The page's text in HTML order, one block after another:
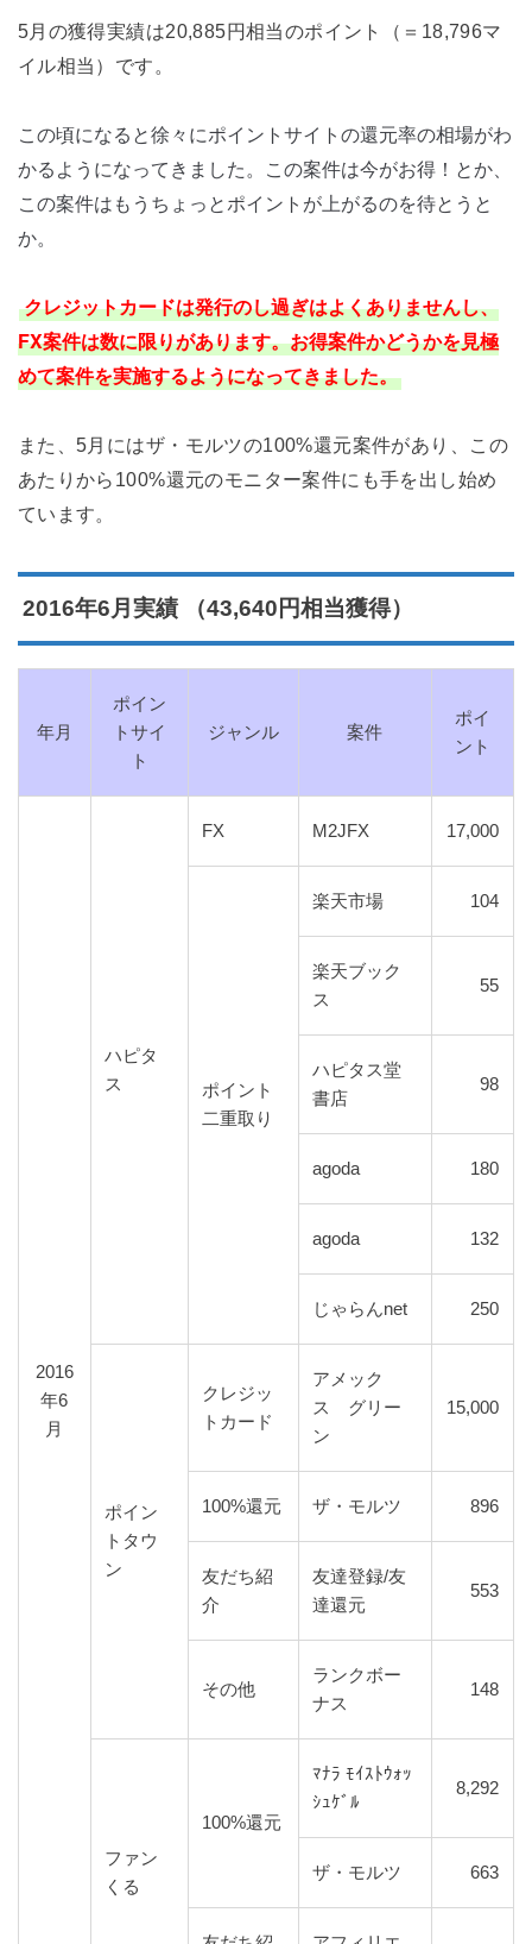
5月の獲得実績は20,885円相当のポイント（＝18,796マ
イル相当）です。
この頃になると徐々にポイントサイトの還元率の相場がわ
かるようになってきました。この案件は今がお得！とか、
この案件はもうちょっとポイントが上がるのを待とうと
か。
クレジットカードは発行のし過ぎはよくありませんし、
FX案件は数に限りがあります。お得案件かどうかを見極
めて案件を実施するようになってきました。
また、5月にはザ・モルツの100%還元案件があり、この
あたりから100%還元のモニター案件にも手を出し始め
ています。
2016年6月実績 （43,640円相当獲得）
年月
ポイン
トサイ
ト
ジャンル 案件
ポイ
ント
2016
年6
月
ハピタ
ス
FX M2JFX 17,000
ポイント
二重取り
楽天市場 104
楽天ブック
ス
55
ハピタス堂
書店
98
agoda 180
agoda 132
じゃらんnet 250
ポイン
トタウ
ン
クレジッ
トカード
アメック
ス グリー
ン
15,000
100%還元 ザ・モルツ 896
友だち紹
介
友達登録/友
達還元
553
その他
ランクボー
ナス
148
ファン
くる
100%還元
ﾏﾅﾗ ﾓｲｽﾄｳｫｯ
ｼｭｹﾞﾙ
8,292
ザ・モルツ 663